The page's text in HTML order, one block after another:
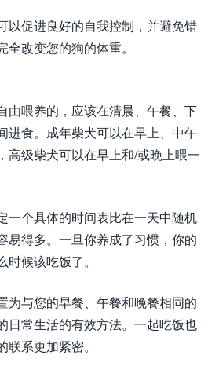
以促进良好的自我控制，并避免错
改变您的狗的体重。
由喂养的，应该在清晨、午餐、下
进食。成年柴犬可以在早上、中午
高级柴犬可以在早上和/或晚上喂一
一个具体的时间表比在一天中随机
易得多。一旦你养成了习惯，你的
候该吃饭了。
为与您的早餐、午餐和晚餐相同的
日常生活的有效方法。一起吃饭也
系更加紧密。